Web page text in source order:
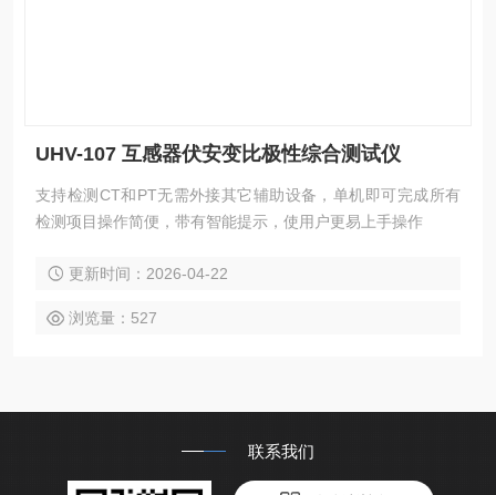
UHV-107 互感器伏安变比极性综合测试仪
支持检测CT和PT无需外接其它辅助设备，单机即可完成所有
检测项目操作简便，带有智能提示，使用户更易上手操作
更新时间：2026-04-22
浏览量：527
联系我们